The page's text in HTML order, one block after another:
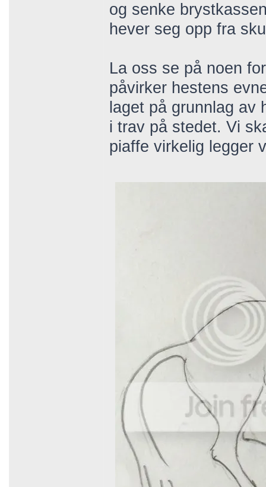
og senke
hever seg opp fra
La oss se på noen
påvirker hestens
laget på grunnlag
i trav på stedet. Vi
piaffe virkelig legger